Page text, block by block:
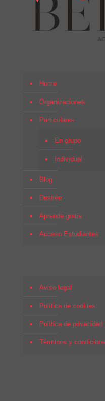
Home
Organizaciones
Particulares
En grupo
Individual
Blog
Desirée
Aprende gratis
Acceso Estudiantes
Aviso legal
Política de cookies
Política de privacidad
Términos y